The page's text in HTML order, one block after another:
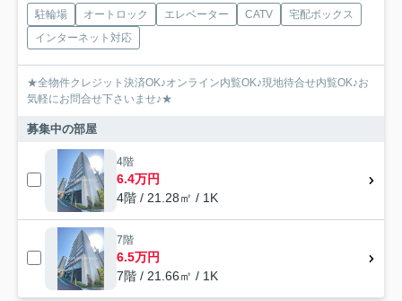
駐輪場 オートロック エレベーター CATV
宅配ボックス
インターネット対応
★全物件クレジット決済OK♪オンライン内覧OK♪現地待合せ内覧OK♪お
気軽にお問合せ下さいませ♪★
募集中の部屋
4階
6.4万円
4階 / 21.28㎡ / 1K
7階
6.5万円
7階 / 21.66㎡ / 1K